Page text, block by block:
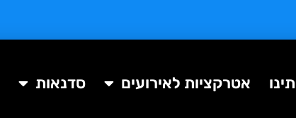
אטרקציות לאירועים סדנאות